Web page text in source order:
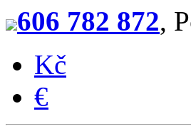
606 782 872,
Kč
€